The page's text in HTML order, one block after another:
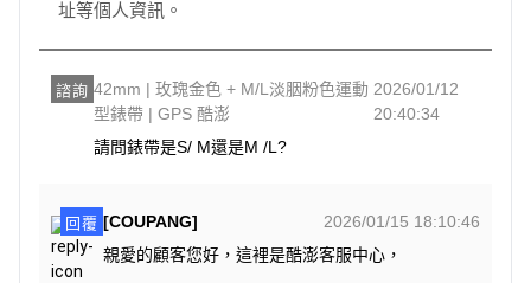
址等個人資訊。
諮詢 42mm | 玫瑰金色 + M/L淡胭粉色運動
型錶帶 | GPS 酷澎
2026/01/12
20:40:34
請問錶帶是S/ M還是M /L?
回覆 [COUPANG]
2026/01/15 18:10:46
親愛的顧客您好，這裡是酷澎客服中心，